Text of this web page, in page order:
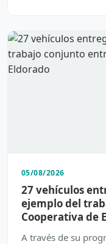
05/08/2026
27 vehículos
ejemplo del
Cooperativa de
A través de su